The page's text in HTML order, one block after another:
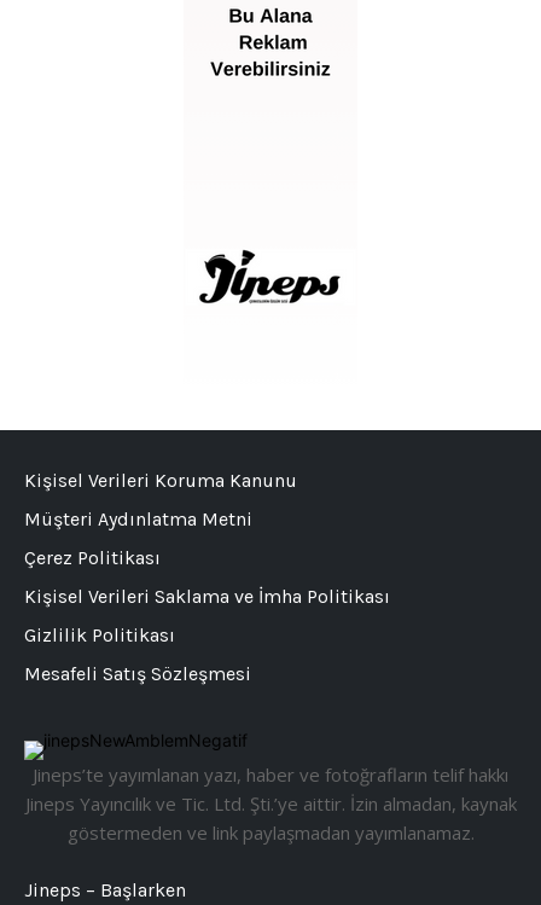
Jineps’te yayımlanan yazı, haber ve fotoğrafların telif hakkı
Jineps Yayıncılık ve Tic. Ltd. Şti.’ye aittir. İzin almadan, kaynak
göstermeden ve link paylaşmadan yayımlanamaz.
Jineps – Başlarken
Kişisel Verileri Koruma Kanunu
Müşteri Aydınlatma Metni
Çerez Politikası
Kişisel Verileri Saklama ve İmha Politikası
Gizlilik Politikası
Mesafeli Satış Sözleşmesi